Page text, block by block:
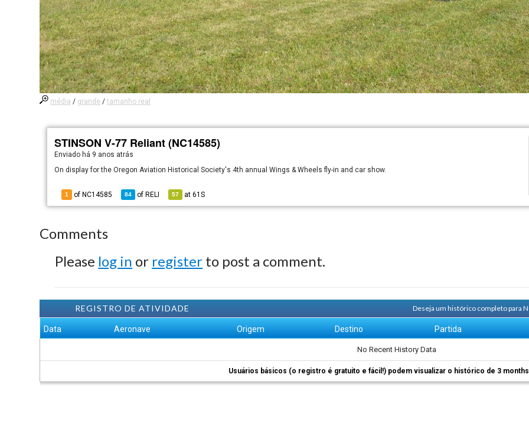
média / grande /tamanho real
STINSON V-77 Reliant (NC14585)
Enviado há 9 anos atrás
On display for the Oregon Aviation Historical Society's 4th annual Wings & Wheels fly-in and car show.
1 of NC14585 84 of RELI 57 at61S
Comments
Please log in or register to post a comment.
REGISTRO DE ATIVIDADE Deseja um histórico completo para
Data Aeronave Origem Destino Partida
No Recent History Data
Usuários básicos (o registro é gratuito e fácil!) podem visualizar o histórico de 3